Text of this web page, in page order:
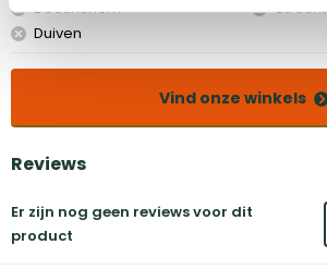
Doetinchem
Duiven
Utrecht
Vind onze winkels
Reviews
Er zijn nog geen reviews voor dit
product